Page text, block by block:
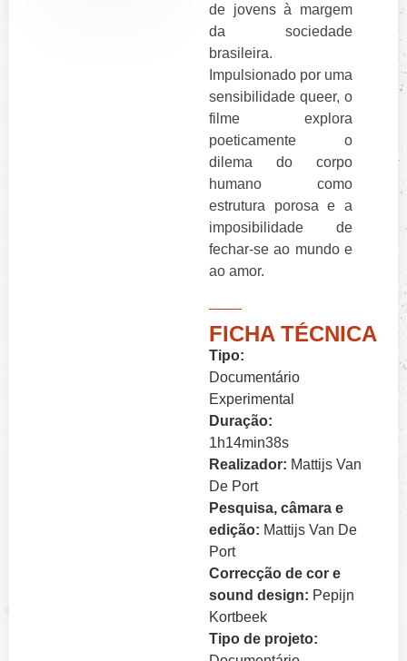
de jovens à margem
da sociedade
brasileira.
Impulsionado por uma
sensibilidade queer, o
filme explora
poeticamente o
dilema do corpo
humano como
estrutura porosa e a
imposibilidade de
fechar-se ao mundo e
ao amor.
FICHA TÉCNICA
Tipo:
Documentário
Experimental
Duração:
1h14min38s
Realizador: Mattijs Van
De Port
Pesquisa, câmara e
edição: Mattijs Van De
Port
Correcção de cor e
sound design: Pepijn
Kortbeek
Tipo de projeto: